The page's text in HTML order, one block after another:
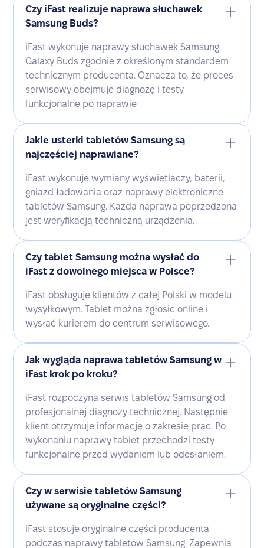
Czy iFast realizuje naprawa słuchawek
Samsung Buds?
iFast wykonuje naprawy słuchawek Samsung
Galaxy Buds zgodnie z określonym standardem
technicznym producenta. Oznacza to, że proces
serwisowy obejmuje diagnozę i testy
funkcjonalne po naprawie
Jakie usterki tabletów Samsung są
najczęściej naprawiane?
iFast wykonuje wymiany wyświetlaczy, baterii,
gniazd ładowania oraz naprawy elektroniczne
tabletów Samsung. Każda naprawa poprzedzona
jest weryfikacją techniczną urządzenia.
Czy tablet Samsung można wysłać do
iFast z dowolnego miejsca w Polsce?
iFast obsługuje klientów z całej Polski w modelu
wysyłkowym. Tablet można zgłosić online i
wysłać kurierem do centrum serwisowego.
Jak wygląda naprawa tabletów Samsung w
iFast krok po kroku?
iFast rozpoczyna serwis tabletów Samsung od
profesjonalnej diagnozy technicznej. Następnie
klient otrzymuje informację o zakresie prac. Po
wykonaniu naprawy tablet przechodzi testy
funkcjonalne przed wydaniem lub odesłaniem.
Czy w serwisie tabletów Samsung
używane są oryginalne części?
iFast stosuje oryginalne części producenta
podczas naprawy tabletów Samsung. Zapewnia